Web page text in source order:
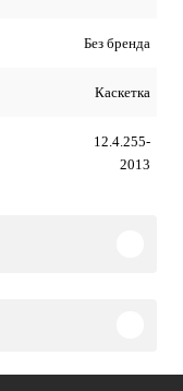
Без бренда
Каскетка
12.4.255-
2013